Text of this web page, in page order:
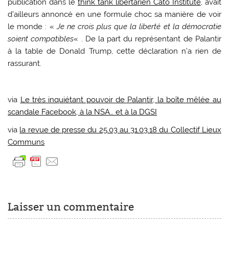
publication dans lethink tank libertarien Cato Institute, avait
d’ailleurs annoncé en une formule choc sa manière de voir
le monde : «Je ne crois plus que la liberté et la démocratie
soient compatibles« . De la part du représentant de Palantir
à la table de Donald Trump, cette déclaration n’a rien de
rassurant.
via Le très inquiétant pouvoir de Palantir, la boîte mêlée au
scandale Facebook, à la NSA… et à la DGSI
via la revue de presse du 25.03 au 31.03.18 du Collectif Lieux
Communs
Laisser un commentaire